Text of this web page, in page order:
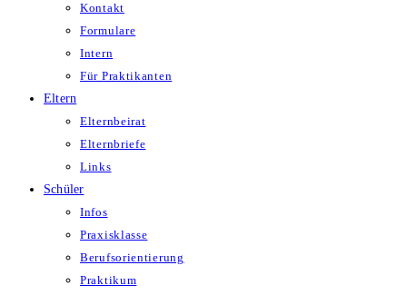
Kontakt
Formulare
Intern
Für Praktikanten
Eltern
Elternbeirat
Elternbriefe
Links
Schüler
Infos
Praxisklasse
Berufsorientierung
Praktikum